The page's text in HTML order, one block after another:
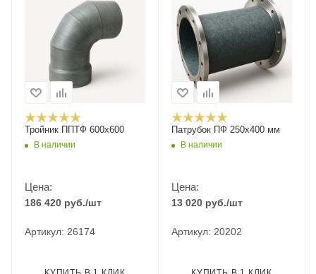
Тройник ППТФ 600х600
В наличии
Цена:
186 420 руб./шт
Артикул: 26174
Патрубок ПФ 250х400 мм
В наличии
Цена:
13 020 руб./шт
Артикул: 20202